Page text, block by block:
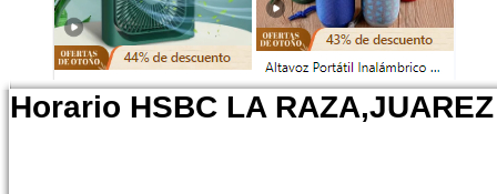
Horario HSBC LA RAZA,JUAREZ